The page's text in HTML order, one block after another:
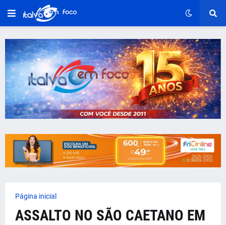
Página inicial
ASSALTO NO SÃO CAETANO EM